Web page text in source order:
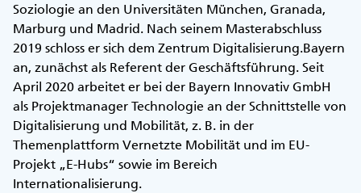
Soziologie an den Universitäten München, Granada,
Marburg und Madrid. Nach seinem Masterabschluss
2019 schloss er sich dem Zentrum Digitalisierung.Bayern
an, zunächst als Referent der Geschäftsführung. Seit
April 2020 arbeitet er bei der Bayern Innovativ GmbH
als Projektmanager Technologie an der Schnittstelle von
Digitalisierung und Mobilität, z. B. in der
Themenplattform Vernetzte Mobilität und im EU-
Projekt „E-Hubs“ sowie im Bereich
Internationalisierung.